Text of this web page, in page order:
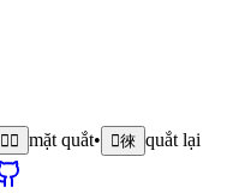
𩈘𢯔 mặt quắt• 𢯔徠 quắt lại